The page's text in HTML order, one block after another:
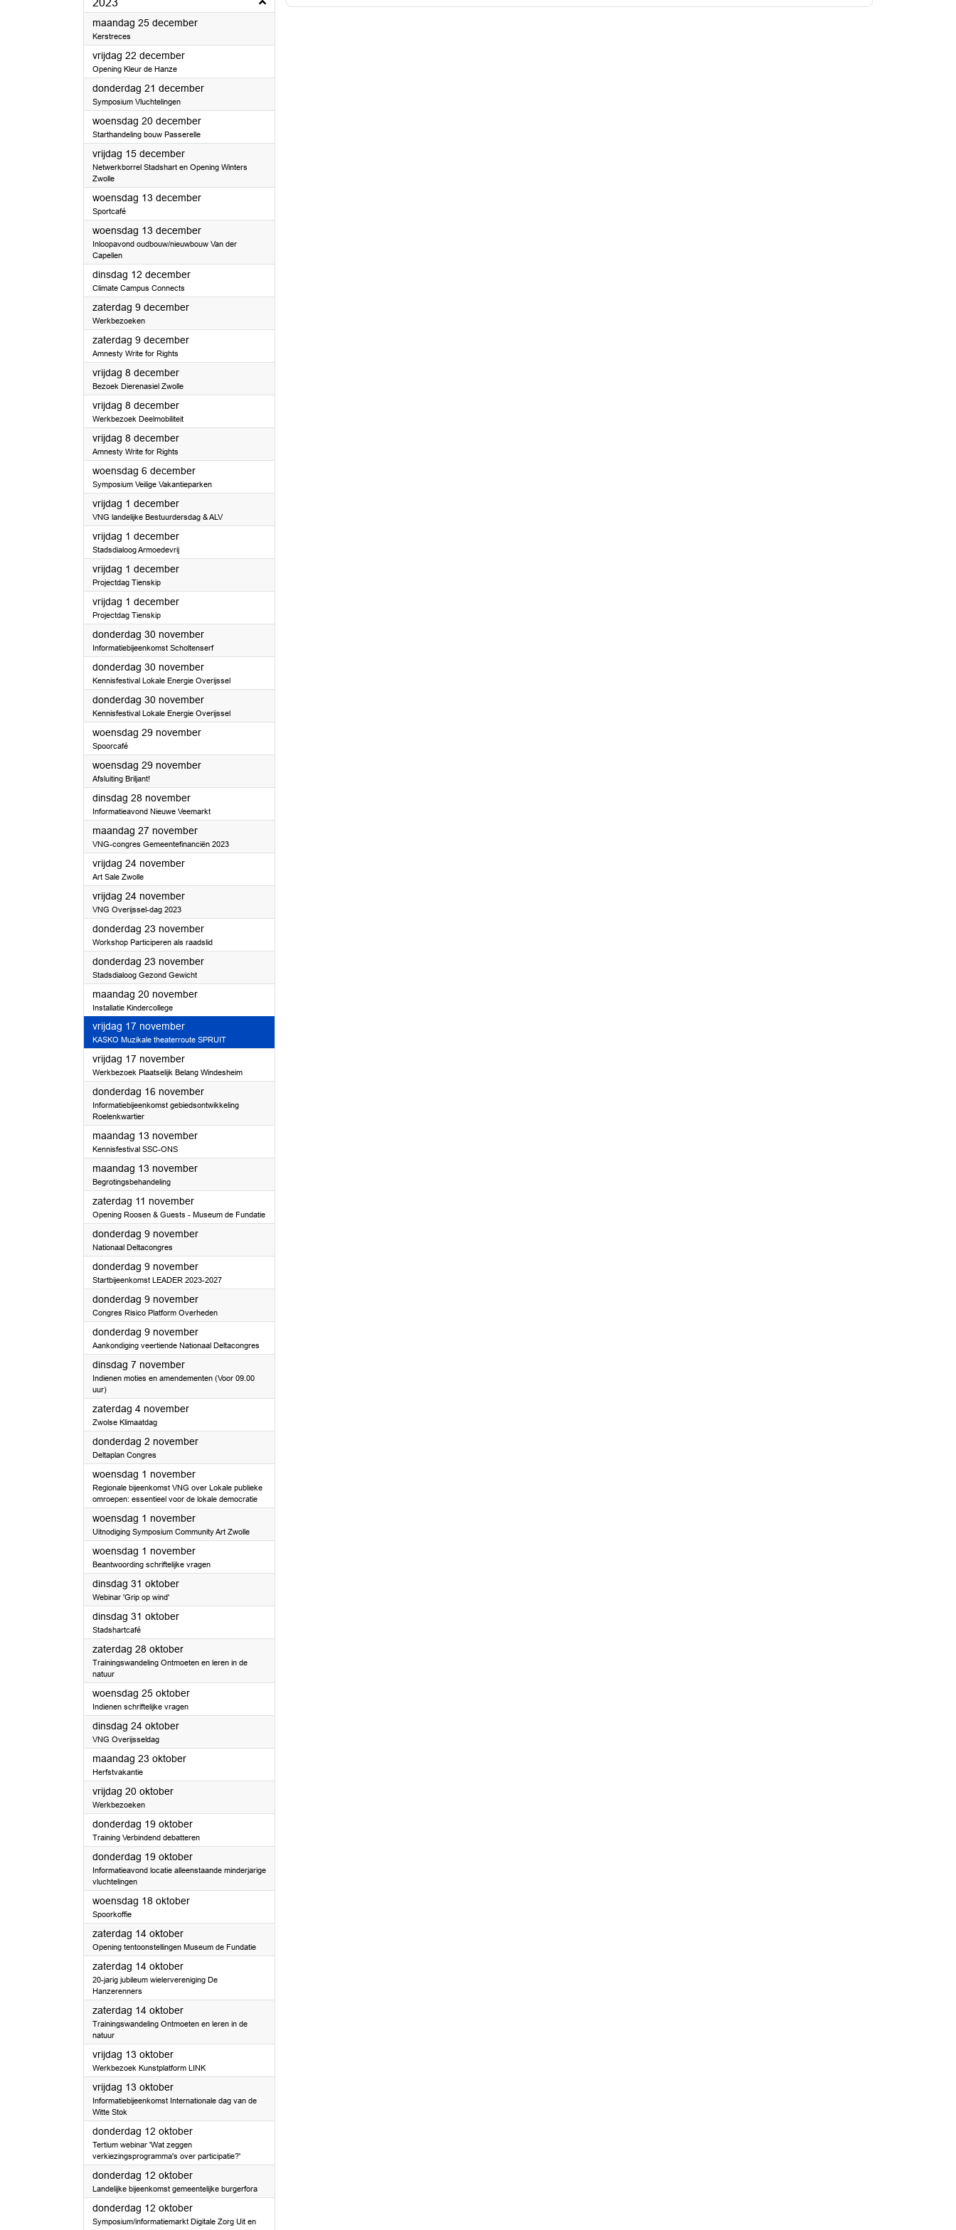
2023
maandag 25 december2023
Kerstreces
vrijdag 22 december2023
Opening Kleur de Hanze
donderdag 21 december2023
Symposium Vluchtelingen
woensdag 20 december2023
Starthandeling bouw Passerelle
vrijdag 15 december2023
Netwerkborrel Stadshart en Opening Winters
Zwolle
woensdag 13 december2023
Sportcafé
woensdag 13 december2023
Inloopavond oudbouw/nieuwbouw Van der
Capellen
dinsdag 12 december2023
Climate Campus Connects
zaterdag 9 december2023
Werkbezoeken
zaterdag 9 december2023
Amnesty Write for Rights
vrijdag 8 december2023
Bezoek Dierenasiel Zwolle
vrijdag 8 december2023
Werkbezoek Deelmobiliteit
vrijdag 8 december2023
Amnesty Write for Rights
woensdag 6 december2023
Symposium Veilige Vakantieparken
vrijdag 1 december2023
VNG landelijke Bestuurdersdag & ALV
vrijdag 1 december2023
Stadsdialoog Armoedevrij
vrijdag 1 december2023
Projectdag Tienskip
vrijdag 1 december2023
Projectdag Tienskip
donderdag 30 november2023
Informatiebijeenkomst Scholtenserf
donderdag 30 november2023
Kennisfestival Lokale Energie Overijssel
donderdag 30 november2023
Kennisfestival Lokale Energie Overijssel
woensdag 29 november2023
Spoorcafé
woensdag 29 november2023
Afsluiting Briljant!
dinsdag 28 november2023
Informatieavond Nieuwe Veemarkt
maandag 27 november2023
VNG-congres Gemeentefinanciën 2023
vrijdag 24 november2023
Art Sale Zwolle
vrijdag 24 november2023
VNG Overijssel-dag 2023
donderdag 23 november2023
Workshop Participeren als raadslid
donderdag 23 november2023
Stadsdialoog Gezond Gewicht
maandag 20 november2023
Installatie Kindercollege
vrijdag 17 november2023
KASKO Muzikale theaterroute SPRUIT
vrijdag 17 november2023
Werkbezoek Plaatselijk Belang Windesheim
donderdag 16 november2023
Informatiebijeenkomst gebiedsontwikkeling
Roelenkwartier
maandag 13 november2023
Kennisfestival SSC-ONS
maandag 13 november2023
Begrotingsbehandeling
zaterdag 11 november2023
Opening Roosen & Guests - Museum de Fundatie
donderdag 9 november2023
Nationaal Deltacongres
donderdag 9 november2023
Startbijeenkomst LEADER 2023-2027
donderdag 9 november2023
Congres Risico Platform Overheden
donderdag 9 november2023
Aankondiging veertiende Nationaal Deltacongres
dinsdag 7 november2023
Indienen moties en amendementen (Voor 09.00
uur)
zaterdag 4 november2023
Zwolse Klimaatdag
donderdag 2 november2023
Deltaplan Congres
woensdag 1 november2023
Regionale bijeenkomst VNG over Lokale publieke
omroepen: essentieel voor de lokale democratie
woensdag 1 november2023
Uitnodiging Symposium Community Art Zwolle
woensdag 1 november2023
Beantwoording schriftelijke vragen
dinsdag 31 oktober2023
Webinar 'Grip op wind'
dinsdag 31 oktober2023
Stadshartcafé
zaterdag 28 oktober2023
Trainingswandeling Ontmoeten en leren in de
natuur
woensdag 25 oktober2023
Indienen schriftelijke vragen
dinsdag 24 oktober2023
VNG Overijsseldag
maandag 23 oktober2023
Herfstvakantie
vrijdag 20 oktober2023
Werkbezoeken
donderdag 19 oktober2023
Training Verbindend debatteren
donderdag 19 oktober2023
Informatieavond locatie alleenstaande minderjarige
vluchtelingen
woensdag 18 oktober2023
Spoorkoffie
zaterdag 14 oktober2023
Opening tentoonstellingen Museum de Fundatie
zaterdag 14 oktober2023
20-jarig jubileum wielervereniging De
Hanzerenners
zaterdag 14 oktober2023
Trainingswandeling Ontmoeten en leren in de
natuur
vrijdag 13 oktober2023
Werkbezoek Kunstplatform LINK
vrijdag 13 oktober2023
Informatiebijeenkomst Internationale dag van de
Witte Stok
donderdag 12 oktober2023
Tertium webinar 'Wat zeggen
verkiezingsprogramma's over participatie?'
donderdag 12 oktober2023
Landelijke bijeenkomst gemeentelijke burgerfora
donderdag 12 oktober2023
Symposium/informatiemarkt Digitale Zorg Uit en